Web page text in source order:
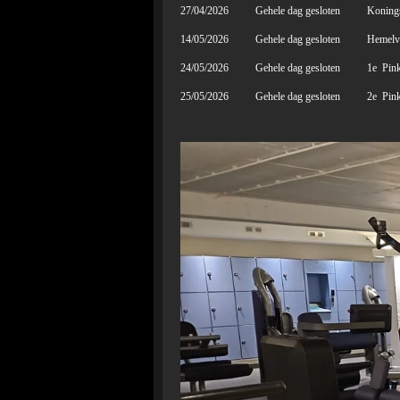
27/04/2026 Gehele dag gesloten
14/05/2026 Gehele dag gesloten
24/05/2026 Gehele dag gesloten 1e
25/05/2026 Gehele dag gesloten 2e